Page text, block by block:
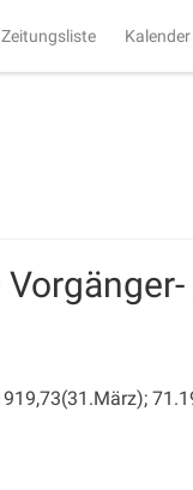
Zeitungsliste Kalender